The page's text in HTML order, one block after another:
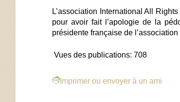
L’association International All Rights
pour avoir fait l’apologie de la
présidente française de
Vues des publications: 708
Imprimer ou envoyer à un ami